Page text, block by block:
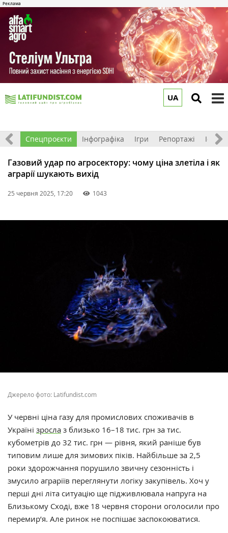
UA
Спецпроєкти Інфографіка Ігри Репортажі
Газовий удар по агросектору: чому ціна злетіла і як
аграрії шукають вихід
25 червня 2025, 17:20 1043
Джерело фото: Latifundist.com
У червні ціна газу для промислових споживачів в
Україні зросла з близько 16–18 тис. грн за тис.
кубометрів до 32 тис. грн — рівня, який раніше був
типовим лише для зимових піків. Найбільше за 2,5
роки здорожчання порушило звичну сезонність і
змусило аграріїв переглянути логіку закупівель. Хоч у
перші дні літа ситуацію ще підживлювала напруга на
Близькому Сході, вже 18 червня сторони оголосили про
перемир’я. Але ринок не поспішає заспокоюватися.